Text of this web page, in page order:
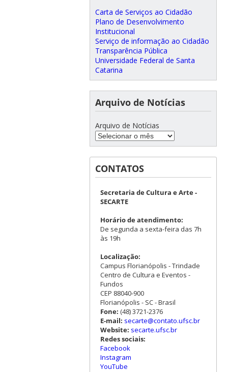
Carta de Serviços ao Cidadão
Plano de Desenvolvimento
Institucional
Serviço de informação ao Cidadão
Transparência Pública
Universidade Federal de Santa
Catarina
Arquivo de Notícias
Arquivo de Notícias
CONTATOS
Secretaria de Cultura e Arte -
SECARTE
Horário de atendimento:
De segunda a sexta-feira das 7h
às 19h
Localização:
Campus Florianópolis - Trindade
Centro de Cultura e Eventos -
Fundos
CEP 88040-900
Florianópolis - SC - Brasil
Fone: (48) 3721-2376
E-mail: secarte@contato.ufsc.br
Website: secarte.ufsc.br
Redes sociais:
Facebook
Instagram
YouTube